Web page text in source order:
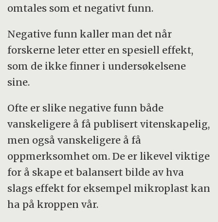
omtales som et negativt funn.
Negative funn kaller man det når
forskerne leter etter en spesiell effekt,
som de ikke finner i undersøkelsene
sine.
Ofte er slike negative funn både
vanskeligere å få publisert vitenskapelig,
men også vanskeligere å få
oppmerksomhet om. De er likevel viktige
for å skape et balansert bilde av hva
slags effekt for eksempel mikroplast kan
ha på kroppen vår.